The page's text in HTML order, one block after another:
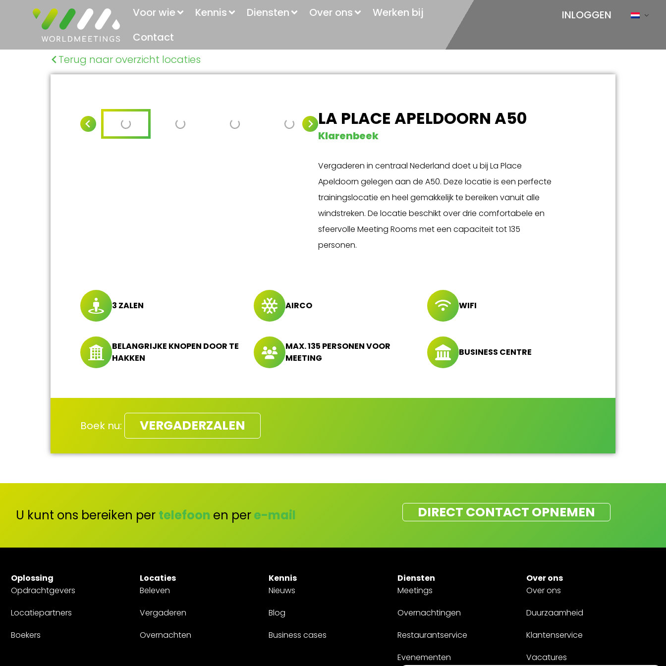
INLOGGEN
Voor wie Kennis Diensten Over ons
Werken bij
Contact
Terug naar overzicht locaties
LA PLACE APELDOORN A50
Klarenbeek
Vergaderen in centraal Nederland doet u bij La Place
Apeldoorn gelegen aan de A50. Deze locatie is een perfecte
trainingslocatie en heel gemakkelijk te bereiken vanuit alle
windstreken. De locatie beschikt over drie comfortabele en
sfeervolle Meeting Rooms met een capaciteit tot 135
personen.
3 ZALEN AIRCO WIFI
BELANGRIJKE KNOPEN DOOR TE
HAKKEN
MAX. 135 PERSONEN VOOR
MEETING
BUSINESS CENTRE
Boek nu: VERGADERZALEN
U kunt ons bereiken per telefoon en pere-mail DIRECT CONTACT OPNEMEN
Oplossing
Opdrachtgevers
Locatiepartners
Boekers
Locaties
Beleven
Vergaderen
Overnachten
Kennis
Nieuws
Blog
Business cases
Diensten
Meetings
Overnachtingen
Restaurantservice
Evenementen
Over ons
Over ons
Duurzaamheid
Klantenservice
Vacatures